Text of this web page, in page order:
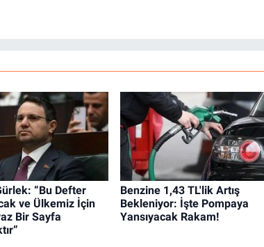
“Bu Defter
ve Ülkemiz İçin
Bir Sayfa
Benzine 1,43 TL'lik Artış
Bekleniyor: İşte Pompaya
Yansıyacak Rakam!